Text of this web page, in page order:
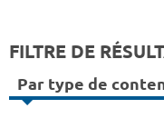
FILTRE DE
Par type de